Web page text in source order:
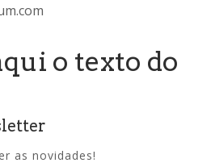
o texto do
as novidades!